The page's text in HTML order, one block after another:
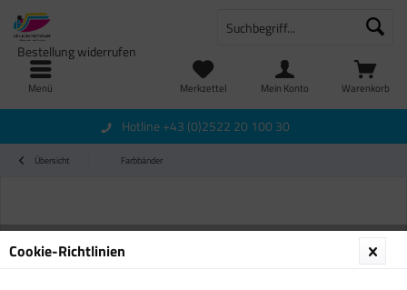
Menü Warenkorb
Merkzettel
Bestellung widerrufen
Mein Konto
Hotline +43 (0)2522 20 100 30
Übersicht Farbbänder
Cookie-Richtlinien